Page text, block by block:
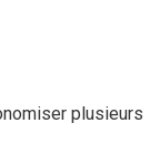
plusieurs